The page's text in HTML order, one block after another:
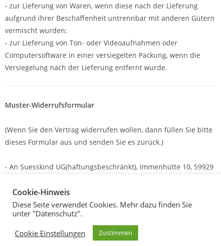
- zur Lieferung von Waren, wenn diese nach der Lieferung
aufgrund ihrer Beschaffenheit untrennbar mit anderen Gütern
vermischt wurden;
- zur Lieferung von Ton- oder Videoaufnahmen oder
Computersoftware in einer versiegelten Packung, wenn die
Versiegelung nach der Lieferung entfernt wurde.
Muster-Widerrufsformular
(Wenn Sie den Vertrag widerrufen wollen, dann füllen Sie bitte
dieses Formular aus und senden Sie es zurück.)
- An Suesskind UG(haftungsbeschränkt), Immenhütte 10, 59929
- Hiermit widerrufe(n) ich/ wir (*) den von mir/ uns (*)
abgeschlossenen Vertrag über den Kauf der folgenden Waren
die Erbringung der folgenden Dienstleistung (*)
Cookie-Hinweis
Diese Seite verwendet Cookies. Mehr dazu finden Sie
unter "Datenschutz".
Cookie Einstellungen
Zustimmen